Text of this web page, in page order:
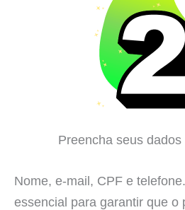
Preencha seus
Nome, e-mail, CPF e
essencial para garantir que o